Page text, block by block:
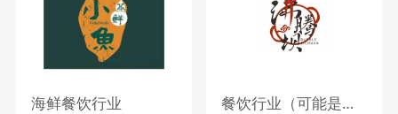
海鲜餐饮行业 餐饮行业（可能是火锅相关）